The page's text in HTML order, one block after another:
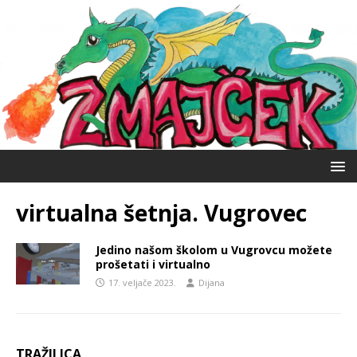
virtualna šetnja. Vugrovec
Jedino našom školom u Vugrovcu možete
prošetati i virtualno
17. veljače 2023. Dijana